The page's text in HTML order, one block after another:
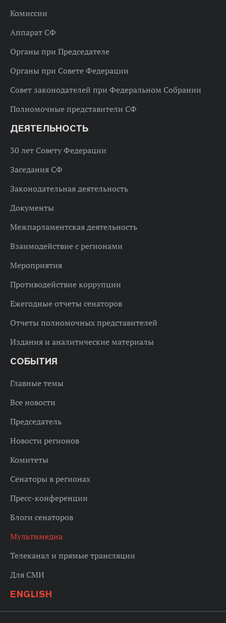
Комиссии
Аппарат СФ
Органы при Председателе
Органы при Совете Федерации
Совет законодателей при Федеральном Собрании
Полномочные представители СФ
ДЕЯТЕЛЬНОСТЬ
30 лет Совету Федерации
Заседания СФ
Законодательная деятельность
Документы
Межпарламентская деятельность
Взаимодействие с регионами
Мероприятия
Противодействие коррупции
Ежегодные отчеты сенаторов
Отчеты полномочных представителей
Издания и аналитические материалы
СОБЫТИЯ
Главные темы
Все новости
Председатель
Новости регионов
Комитеты
Сенаторы в регионах
Пресс-конференции
Блоги сенаторов
Мультимедиа
Телеканал и прямые трансляции
Для СМИ
ENGLISH